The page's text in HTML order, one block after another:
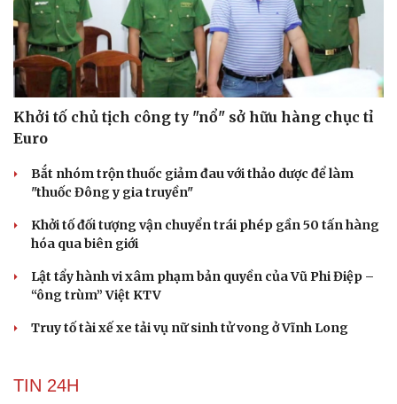
Khởi tố chủ tịch công ty "nổ" sở hữu hàng chục tỉ
Euro
Bắt nhóm trộn thuốc giảm đau với thảo dược để làm
"thuốc Đông y gia truyền"
Khởi tố đối tượng vận chuyển trái phép gần 50 tấn hàng
hóa qua biên giới
Lật tẩy hành vi xâm phạm bản quyền của Vũ Phi Điệp –
“ông trùm” Việt KTV
Truy tố tài xế xe tải vụ nữ sinh tử vong ở Vĩnh Long
TIN 24H